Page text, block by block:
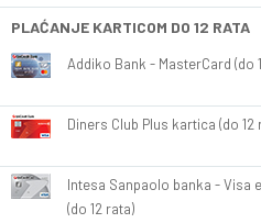
PLAĆANJE KARTICOM DO 12 RATA
Addiko Bank - MasterCard (do
Diners Club Plus kartica (do 12
Intesa Sanpaolo banka - Visa
(do 12 rata)